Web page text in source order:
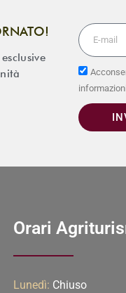
Orari
Lunedì: Chiuso